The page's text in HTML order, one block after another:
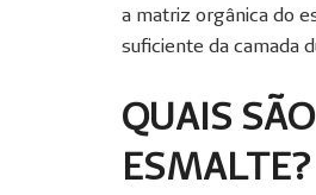
a matriz orgânica do
suficiente da camada
QUAIS
ESMALTE?